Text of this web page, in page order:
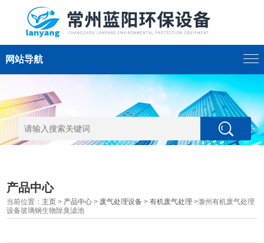
网站导航
产品中心
当前位置： 主页 > 产品中心 > 废气处理设备 >有机废气处理 >滁州有机废气处理
设备玻璃钢生物除臭滤池